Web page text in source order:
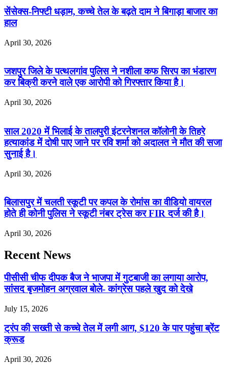
सेंसेक्स-निफ्टी धड़ाम, कच्चे तेल के बढ़ते दाम ने बिगाड़ा बाजार का
हाल
April 30, 2026
जशपुर जिले के पत्थलगांव पुलिस ने नशीला कफ सिरप का भंडारण
कर बिक्री करने वाले एक आरोपी को गिरफ्तार किया है।
April 30, 2026
साल 2020 में भिलाई के तालपुरी इंटरनेशनल कॉलोनी के तिहरे
हत्याकांड में दोषी पाए जाने पर रवि शर्मा को अदालत ने मौत की सजा
सुनाई है।
April 30, 2026
बिलासपुर में चलती स्कूटी पर कपल के रोमांस का वीडियो वायरल
होते ही कोनी पुलिस ने स्कूटी नंबर ट्रेस कर FIR दर्ज की है।
April 30, 2026
Recent News
पीसीसी चीफ दीपक बैज ने भाजपा में गुटबाजी का लगाया आरोप,
सांसद बृजमोहन अग्रवाल बोले- कांग्रेस पहले खुद को देखे
July 15, 2026
ट्रंप की सख्ती से कच्चे तेल में लगी आग, $120 के पार पहुंचा ब्रेंट
क्रूड
April 30, 2026